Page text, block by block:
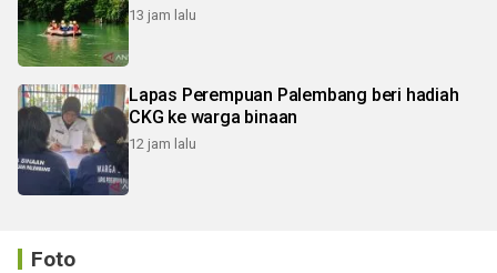
13 jam lalu
Lapas Perempuan Palembang beri hadiah
CKG ke warga binaan
12 jam lalu
Foto